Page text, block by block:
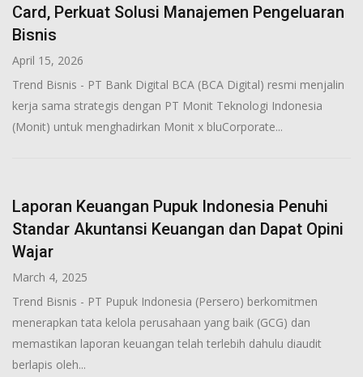
Card, Perkuat Solusi Manajemen Pengeluaran
Bisnis
April 15, 2026
Trend Bisnis - PT Bank Digital BCA (BCA Digital) resmi menjalin
kerja sama strategis dengan PT Monit Teknologi Indonesia
(Monit) untuk menghadirkan Monit x bluCorporate...
Laporan Keuangan Pupuk Indonesia Penuhi
Standar Akuntansi Keuangan dan Dapat Opini
Wajar
March 4, 2025
Trend Bisnis - PT Pupuk Indonesia (Persero) berkomitmen
menerapkan tata kelola perusahaan yang baik (GCG) dan
memastikan laporan keuangan telah terlebih dahulu diaudit
berlapis oleh...